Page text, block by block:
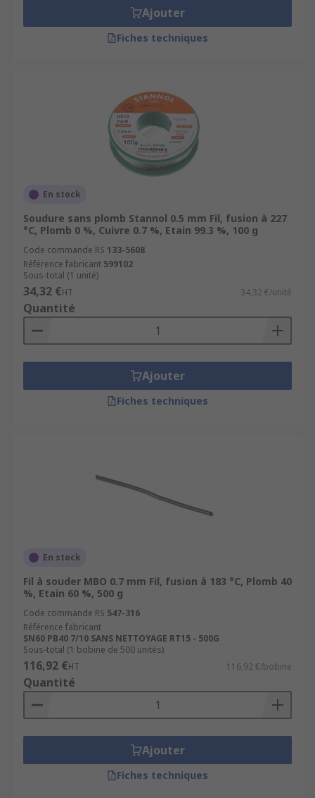
Ajouter
Fiches techniques
En stock
Soudure sans plomb Stannol 0.5 mm Fil, fusion à 227
°C, Plomb 0 %, Cuivre 0.7 %, Etain 99.3 %, 100 g
Code commande RS 133-5608
Référence fabricant 599102
Sous-total (1 unité)
34,32 €HT 34,32 €/unité
Quantité
Ajouter
Fiches techniques
En stock
Fil à souder MBO 0.7 mm Fil, fusion à 183 °C, Plomb 40
%, Etain 60 %, 500 g
Code commande RS 547-316
Référence fabricant
SN60 PB40 7/10 SANS NETTOYAGE RT15 - 500G
Sous-total (1 bobine de 500 unités)
116,92 €HT 116,92 €/bobine
Quantité
Ajouter
Fiches techniques